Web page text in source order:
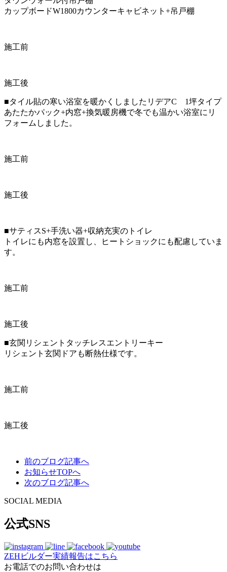
カップボードW1800カウンターキャビネット+吊戸棚
施工前
施工後
■タイル貼の寒い浴室を暖かくしました リデアC 1坪タイプ
あたたかパック+内窓+換気暖房機で冬でも温かい浴室にリ
フォームしました。
施工前
施工後
■サティスS+手洗い器+収納充実のトイレ
トイレにも内窓を設置し、ヒートショックにも配慮していま
す。
施工前
施工後
■玄関リシェントタッチレスエントリーキー
リシェント玄関ドアも断熱仕様です。
施工前
施工後
前のブログ記事へ
お知らせTOPへ
次のブログ記事へ
SOCIAL MEDIA
公式SNS
ZEHビルダー実績報告はこちら
お電話でのお問い合わせは